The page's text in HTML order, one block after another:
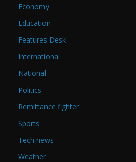
Economy
Education
Features Desk
International
National
Politics
Remittance fighter
Sports
Tech news
Weather